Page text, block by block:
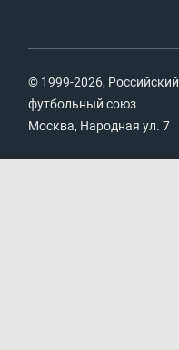
© 1999-2026, Российский
футбольный союз
Москва, Народная ул. 7